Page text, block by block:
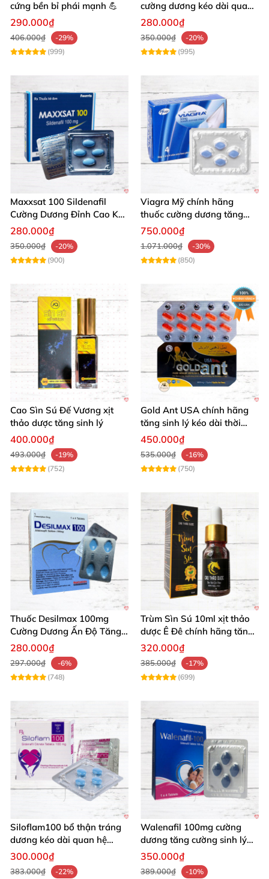
cứng bền bỉ phái mạnh 💪
290.000₫
406.000₫
-29%
(999)
cường dương kéo dài quan
hệ chống xuất tinh sớm
280.000₫
350.000₫
-20%
(995)
Maxxsat 100 Sildenafil
Cường Dương Đỉnh Cao Kéo
Dài Đêm Dài
280.000₫
350.000₫
-20%
(900)
Viagra Mỹ chính hãng
thuốc cường dương tăng
cường sinh lực nam giới
nhập khẩu
750.000₫
1.071.000₫
-30%
(850)
Cao Sìn Sú Đế Vương xịt
thảo dược tăng sinh lý
400.000₫
493.000₫
-19%
(752)
Gold Ant USA chính hãng
tăng sinh lý kéo dài thời
gian xuất tinh sớm
450.000₫
535.000₫
-16%
(750)
Thuốc Desilmax 100mg
Cường Dương Ấn Độ Tăng
Sinh Lý Tốt Nhất
280.000₫
297.000₫
-6%
(748)
Trùm Sìn Sú 10ml xịt thảo
dược Ê Đê chính hãng tăng
cường sinh lý
320.000₫
385.000₫
-17%
(699)
Siloflam100 bổ thận tráng
dương kéo dài quan hệ
mạnh mẽ nam
300.000₫
383.000₫
-22%
Walenafil 100mg cường
dương tăng cường sinh lý
kéo dài thời gian
350.000₫
389.000₫
-10%